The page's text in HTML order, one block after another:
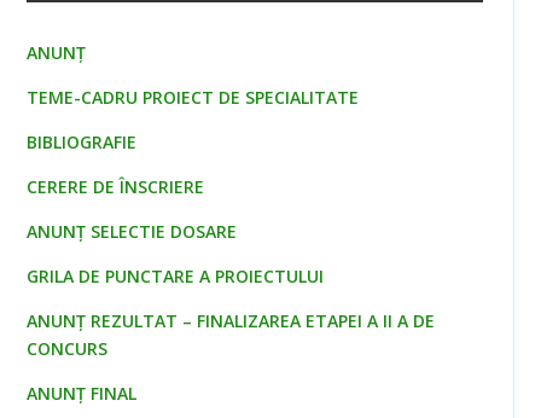
ANUNȚ
TEME-CADRU PROIECT DE SPECIALITATE
BIBLIOGRAFIE
CERERE DE ÎNSCRIERE
ANUNŢ SELECTIE DOSARE
GRILA DE PUNCTARE A PROIECTULUI
ANUNŢ REZULTAT – FINALIZAREA ETAPEI A II A DE
CONCURS
ANUNŢ FINAL